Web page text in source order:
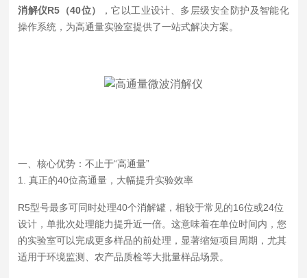
消解仪R5（40位）
，它以工业设计、多层级安全防护及智能化
操作系统，为高通量实验室提供了一站式解决方案。
一、核心优势：不止于“高通量”
1. 真正的40位高通量，大幅提升实验效率
R5型号最多可同时处理40个消解罐，相较于常见的16位或24位
设计，单批次处理能力提升近一倍。这意味着在单位时间内，您
的实验室可以完成更多样品的前处理，显著缩短项目周期，尤其
适用于环境监测、农产品质检等大批量样品场景。